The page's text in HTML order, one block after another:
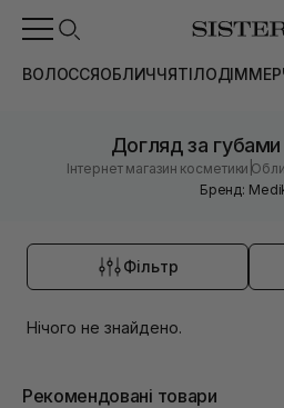
ВОЛОССЯОБЛИЧЧЯТІЛОДІМ
Догляд за губами
Інтернет магазин косметики |
Бренд:
Фільтр
Нічого не знайдено.
Рекомендовані товари